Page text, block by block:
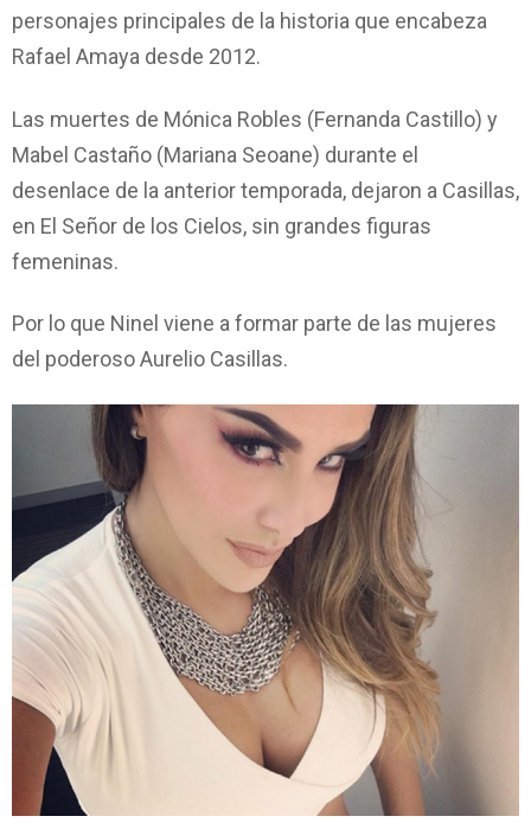
personajes principales de la historia que encabeza
Rafael Amaya desde 2012.
Las muertes de Mónica Robles (Fernanda Castillo) y
Mabel Castaño (Mariana Seoane) durante el
desenlace de la anterior temporada, dejaron a Casillas,
en El Señor de los Cielos, sin grandes figuras
femeninas.
Por lo que Ninel viene a formar parte de las mujeres
del poderoso Aurelio Casillas.